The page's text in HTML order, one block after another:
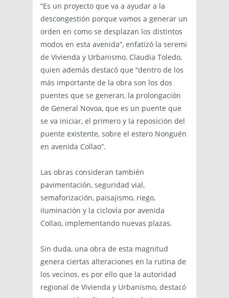
“Es un proyecto que va a ayudar a la
descongestión porque vamos a generar un
orden en como se desplazan los distintos
modos en esta avenida”, enfatizó la seremi
de Vivienda y Urbanismo, Claudia Toledo,
quien además destacó que “dentro de los
más importante de la obra son los dos
puentes que se generan, la prolongación
de General Novoa, que es un puente que
se va iniciar, el primero y la reposición del
puente existente, sobre el estero Nonguén
en avenida Collao”.
Las obras consideran también
pavimentación, seguridad vial,
semaforización, paisajismo, riego,
iluminación y la ciclovía por avenida
Collao, implementando nuevas plazas.
Sin duda, una obra de esta magnitud
genera ciertas alteraciones en la rutina de
los vecinos, es por ello que la autoridad
regional de Vivienda y Urbanismo, destacó